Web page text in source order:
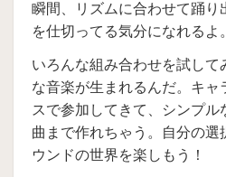
瞬間、リズムに合わせて踊り
を仕切ってる気分になれるよ。
いろんな組み合わせを試して
な音楽が生まれるんだ。キャ
スで参加してきて、シンプ
曲まで作れちゃう。自分の選
ウンドの世界を楽しもう！